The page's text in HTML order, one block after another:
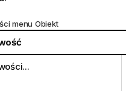
menu Obiekt